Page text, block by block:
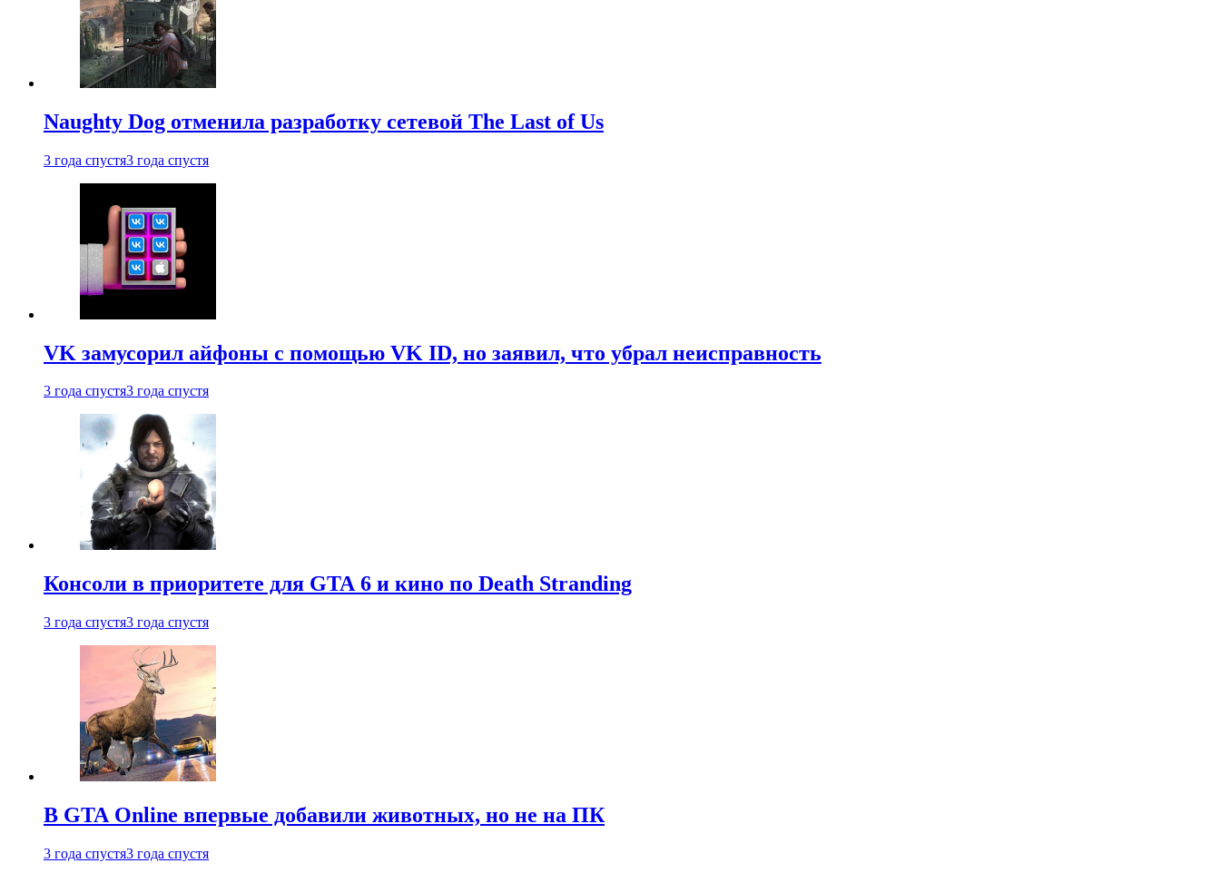
Naughty Dog отменила разработку сетевой The Last of Us
3 года спустя3 года спустя
VK замусорил айфоны с помощью VK ID, но заявил, что убрал неисправность
3 года спустя3 года спустя
Консоли в приоритете для GTA 6 и кино по Death Stranding
3 года спустя3 года спустя
В GTA Online впервые добавили животных, но не на ПК
3 года спустя3 года спустя